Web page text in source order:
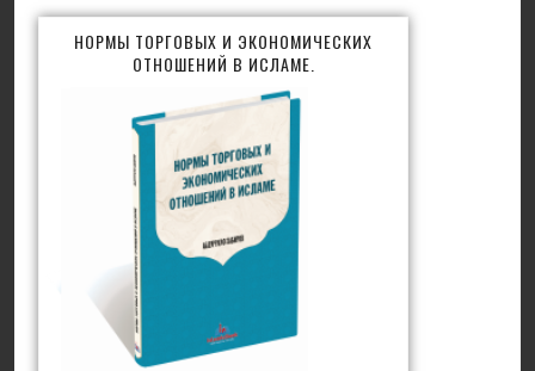
НОРМЫ ТОРГОВЫХ И ЭКОНОМИЧЕСКИХ
ОТНОШЕНИЙ В ИСЛАМЕ.